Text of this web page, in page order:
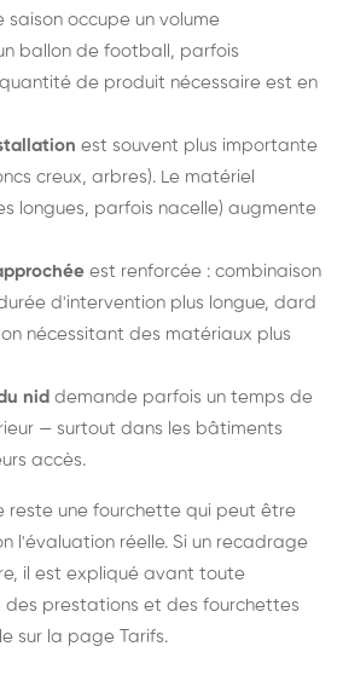
saison occupe un volume
ballon de football, parfois
de produit nécessaire est en
est souvent plus importante
creux, arbres). Le matériel
longues, parfois nacelle) augmente
est renforcée : combinaison
d'intervention plus longue, dard
nécessitant des matériaux plus
nid demande parfois un temps de
— surtout dans les bâtiments
accès.
reste une fourchette qui peut être
l'évaluation réelle. Si un recadrage
il est expliqué avant toute
des prestations et des fourchettes
sur la page Tarifs.